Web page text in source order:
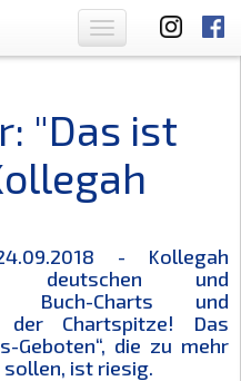
Toggle
navigation
"Das ist
- Kollegah
deutschen und
Buch-Charts und
Chartspitze! Das
Geboten“, die zu mehr
ist riesig.